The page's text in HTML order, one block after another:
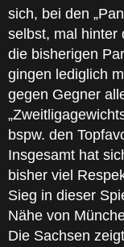
sich, bei den
selbst, mal hinter
die bisherigen
gingen lediglich
gegen Gegner
bspw. den
Insgesamt hat
bisher viel
Sieg in dieser
Nähe von
Die Sachsen